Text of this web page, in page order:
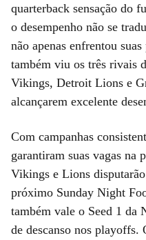
quarterback sensação do
o desempenho não se
não apenas enfrentou
também viu os três rivais
Vikings, Detroit Lions e
alcançarem excelente
Com campanhas
garantiram suas vagas na
Vikings e Lions
próximo Sunday Night
também vale o Seed 1 da
de descanso nos playoffs.